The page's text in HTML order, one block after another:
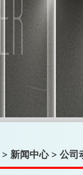
> 新闻中心> 公司